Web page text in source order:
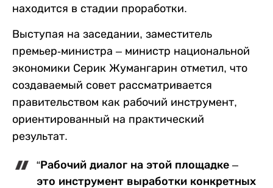
находится в стадии проработки.
Выступая на заседании, заместитель
премьер-министра – министр национальной
экономики Серик Жумангарин отметил, что
создаваемый совет рассматривается
правительством как рабочий инструмент,
ориентированный на практический
результат.
“Рабочий диалог на этой площадке –
это инструмент выработки конкретных